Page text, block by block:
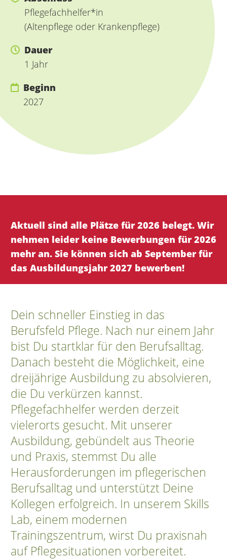
Pflegefachhelfer*in
(Altenpflege oder Krankenpflege)
Dauer
1 Jahr
Beginn
2027
Aktuell sind alle Plätze für 2026 belegt. Wir
nehmen leider keine Bewerbungen für 2026
mehr an. Sie können sich ab September für
das Ausbildungsjahr 2027 bewerben!
Dein schneller Einstieg in das
Berufsfeld Pflege. Nach nur einem Jahr
bist Du startklar für den Berufsalltag.
Danach besteht die Möglichkeit, eine
dreijährige Ausbildung zu absolvieren,
die Du verkürzen kannst.
Pflegefachhelfer werden derzeit
vielerorts gesucht. Mit unserer
Ausbildung, gebündelt aus Theorie
und Praxis, stemmst Du alle
Herausforderungen im pflegerischen
Berufsalltag und unterstützt Deine
Kollegen erfolgreich. In unserem Skills
Lab, einem modernen
Trainingszentrum, wirst Du praxisnah
auf Pflegesituationen vorbereitet.